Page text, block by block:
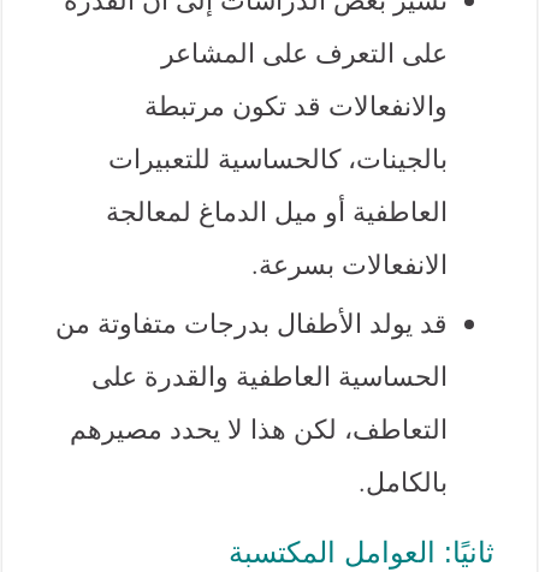
على التعرف على المشاعر
والانفعالات قد تكون مرتبطة
بالجينات، كالحساسية للتعبيرات
العاطفية أو ميل الدماغ لمعالجة
الانفعالات بسرعة.
قد يولد الأطفال بدرجات متفاوتة من
الحساسية العاطفية والقدرة على
التعاطف، لكن هذا لا يحدد مصيرهم
بالكامل.
ثانيًا: العوامل المكتسبة